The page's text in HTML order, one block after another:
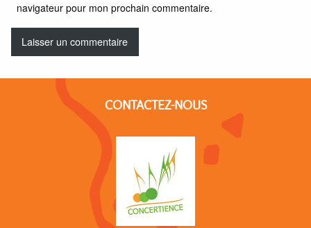
navigateur pour mon prochain commentaire.
CONTACTEZ-NOUS